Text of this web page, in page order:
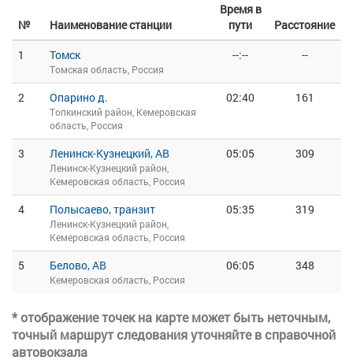
№ Наименование станции
Время в
пути
Расстояние
1
Томск
Томская область, Россия
--:-- --
2 Опарино д.
Топкинский район, Кемеровская
область, Россия
02:40 161
3 Ленинск-Кузнецкий, АВ
Ленинск-Кузнецкий район,
Кемеровская область, Россия
05:05 309
4 Полысаево, транзит
Ленинск-Кузнецкий район,
Кемеровская область, Россия
05:35 319
5 Белово, АВ
Кемеровская область, Россия
06:05 348
* отображение точек на карте может быть неточным,
точный маршрут следования уточняйте в справочной
автовокзала